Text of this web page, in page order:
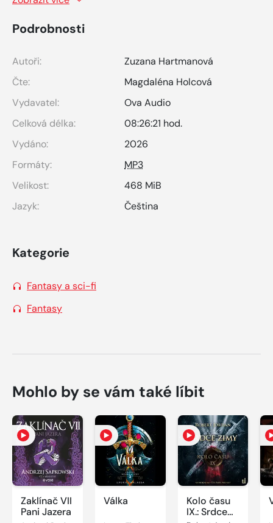
Podrobnosti
Autoři:
Zuzana Hartmanová
Čte:
Magdaléna Holcová
Vydavatel:
Ova Audio
Celková délka:
08:26:21 hod.
Vydáno:
2026
Formáty:
MP3
Velikost:
468 MiB
Jazyk:
Čeština
Kategorie
Fantasy a sci-fi
Fantasy
Mohlo by se vám také líbit
Zaklínač VII
Pani Jazera
Válka
Kolo času
IX.: Srdce